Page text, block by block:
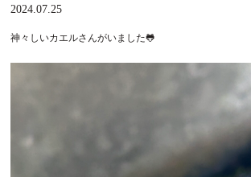
2024.07.25
神々しいカエルさんがいました🐸